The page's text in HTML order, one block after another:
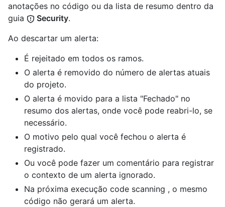
anotações no código ou da lista de resumo dentro da
guia
Security.
Ao descartar um alerta:
É rejeitado em todos os ramos.
O alerta é removido do número de alertas atuais
do projeto.
O alerta é movido para a lista "Fechado" no
resumo dos alertas, onde você pode reabri-lo, se
necessário.
O motivo pelo qual você fechou o alerta é
registrado.
Ou você pode fazer um comentário para registrar
o contexto de um alerta ignorado.
Na próxima execução code scanning , o mesmo
código não gerará um alerta.